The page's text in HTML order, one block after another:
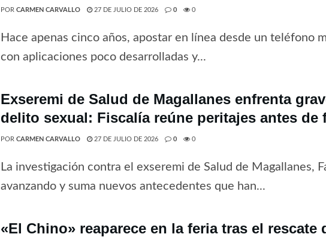
POR CARMEN CARVALLO 27 DE JULIO DE 2026 0 0
Hace apenas cinco años, apostar en línea desde un teléfono
con aplicaciones poco desarrolladas y...
Exseremi de Salud de Magallanes enfrenta
delito sexual: Fiscalía reúne peritajes antes de
POR CARMEN CARVALLO 27 DE JULIO DE 2026 0 0
La investigación contra el exseremi de Salud de Magallanes,
avanzando y suma nuevos antecedentes que han...
«El Chino» reaparece en la feria tras el